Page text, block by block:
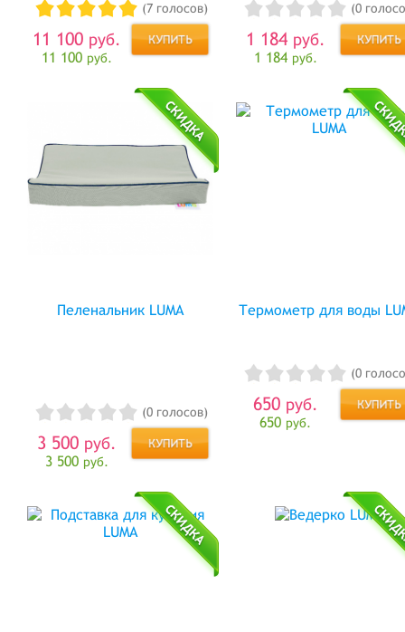
(7 голосов)
11 100 руб.
11 100 руб.
(0
1 184 руб.
1 184 руб.
Пеленальник LUMA
(0 голосов)
3 500 руб.
3 500 руб.
Термометр для воды
(0
650 руб.
650 руб.